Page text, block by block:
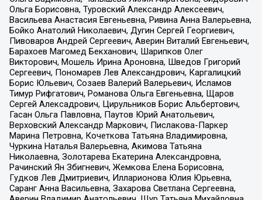
Ольга Борисовна, Туровский Александр Алексеевич,
Васильева Анастасия Евгеньевна, Ривина Анна Валерьевна,
Бойко Анатолий Николаевич, Дугин Сергей Георгиевич,
Пивоваров Андрей Сергеевич, Аверин Виталий Евгеньевич,
Барахоев Магомед Бекханович, Шарипков Олег
Викторович, Мошель Ирина Ароновна, Шведов Григорий
Сергеевич, Пономарев Лев Александрович, Каргалицкий
Борис Юльевич, Созаев Валерий Валерьевич, Исламов
Тимур Рифгатович, Романова Ольга Евгеньевна, Щаров
Сергей Алексадрович, Цирульников Борис Альбертович,
Гасан Ольга Павловна, Паутов Юрий Анатольевич,
Верховский Александр Маркович, Пислакова-Паркер
Марина Петровна, Кочеткова Татьяна Владимировна,
Чуркина Наталья Валерьевна, Акимова Татьяна
Николаевна, Золотарева Екатерина Александровна,
Рачинский Ян Збигневич, Жемкова Елена Борисовна,
Гудков Лев Дмитриевич, Илларионова Юлия Юрьевна,
Саранг Анна Васильевна, Захарова Светлана Сергеевна,